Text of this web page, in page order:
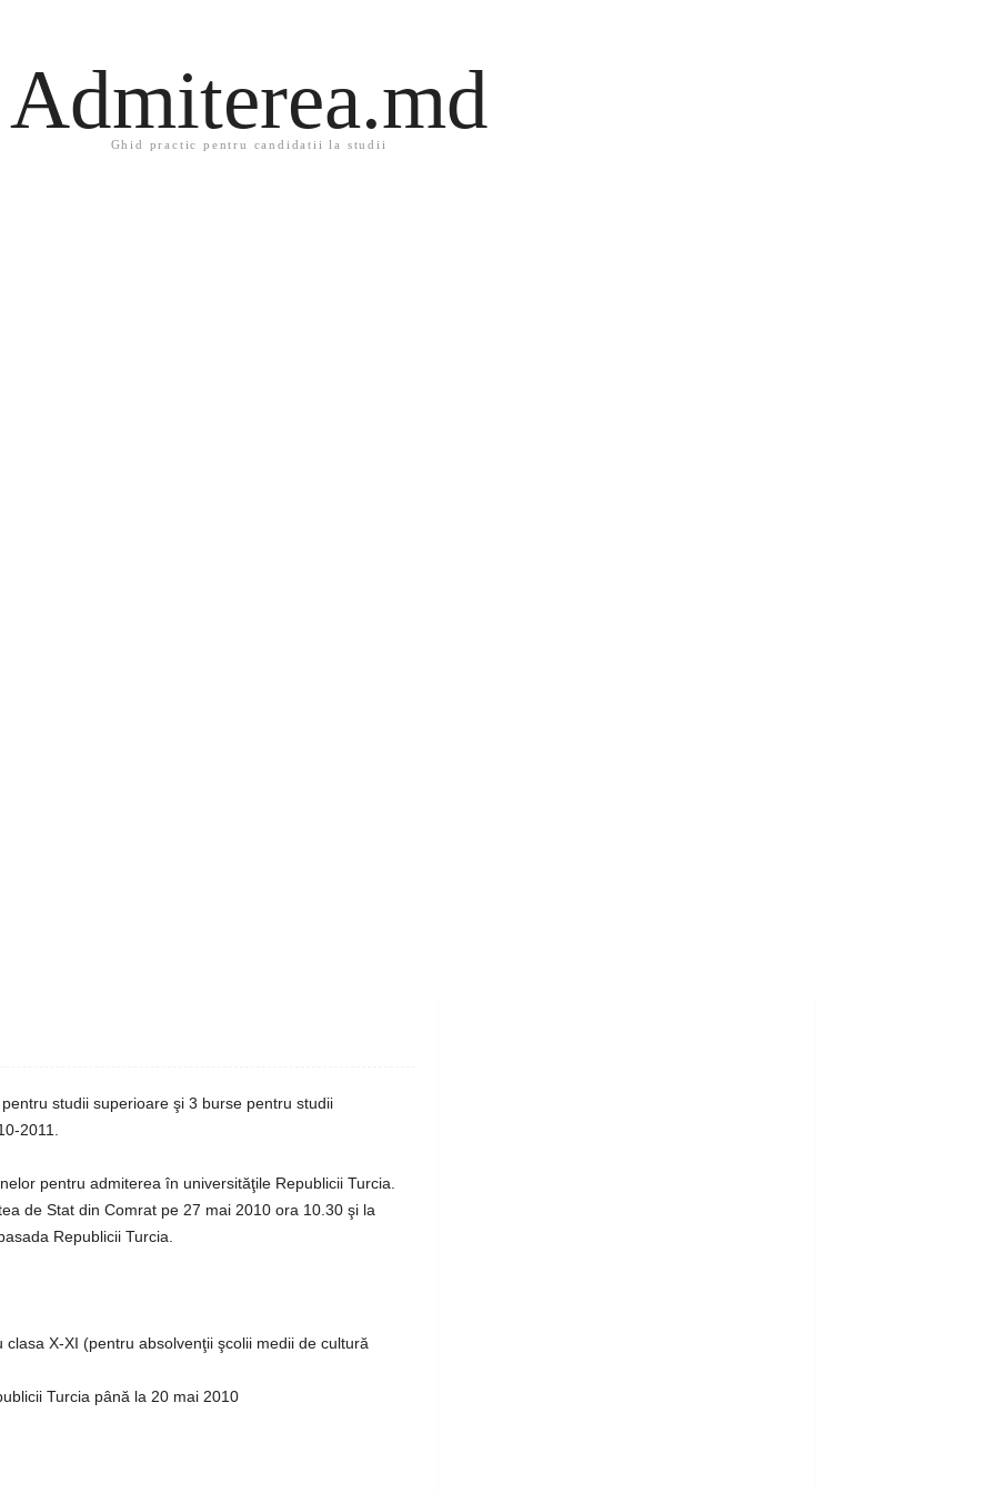
Admiterea.md
Ghid practic pentru candidatii la studii
studii superioare şi 3 burse pentru studii
2011.
pentru admiterea în universităţile Republicii Turcia.
de Stat din Comrat pe 27 mai 2010 ora 10.30 şi la
Republicii Turcia.
X-XI (pentru absolvenţii şcolii medii de cultură
Turcia până la 20 mai 2010